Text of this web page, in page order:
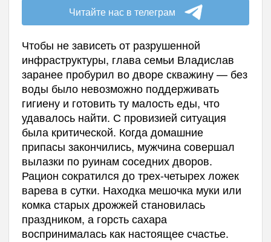
Читайте нас в телеграм
Чтобы не зависеть от разрушенной
инфраструктуры, глава семьи Владислав
заранее пробурил во дворе скважину — без
воды было невозможно поддерживать
гигиену и готовить ту малость еды, что
удавалось найти. С провизией ситуация
была критической. Когда домашние
припасы закончились, мужчина совершал
вылазки по руинам соседних дворов.
Рацион сократился до трех-четырех ложек
варева в сутки. Находка мешочка муки или
комка старых дрожжей становилась
праздником, а горсть сахара
воспринималась как настоящее счастье.